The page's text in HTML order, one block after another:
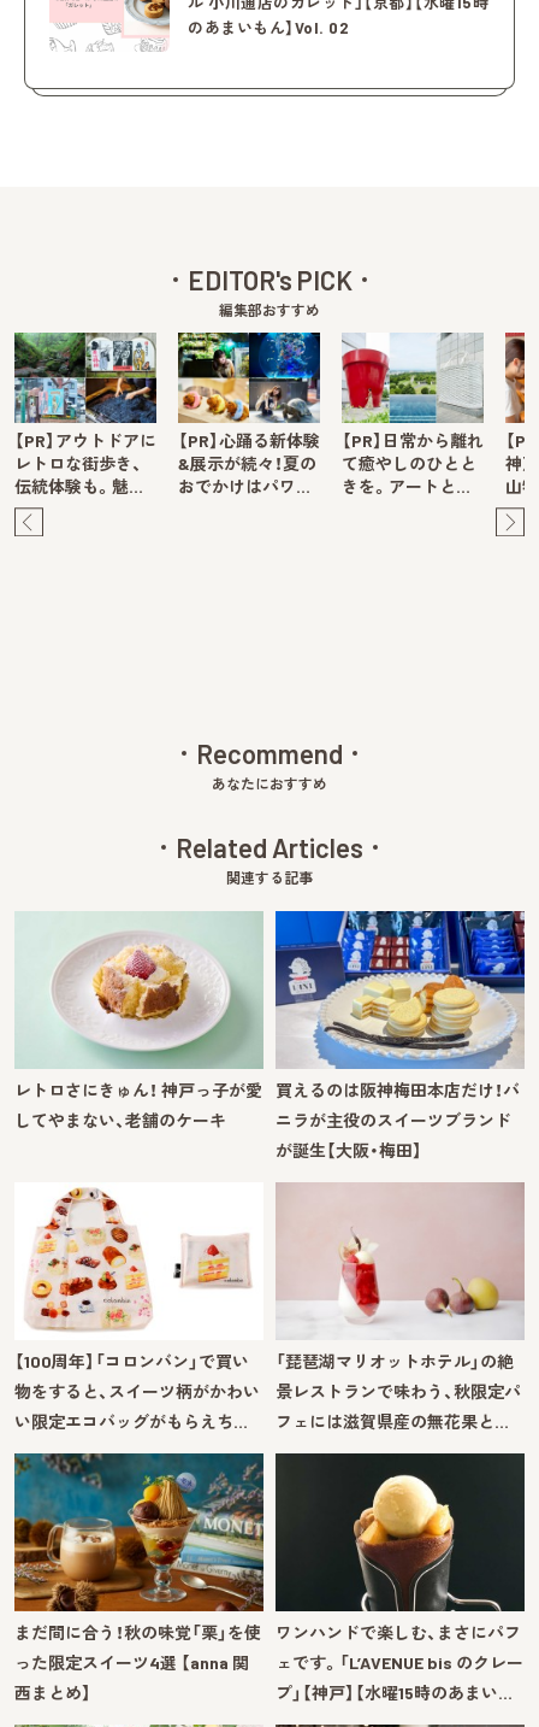
のあまいもん】Vol. 02
EDITOR's PICK
編集部おすすめ
【PR】アウトドアに
レトロな街歩き、
伝統体験も。魅…
【PR】心踊る新体験
&展示が続々！夏の
おでかけはパワ…
【PR】日常から離れ
て癒やしのひとと
きを。アートと…
【
神
山
Recommend
あなたにおすすめ
Related Articles
関連する記事
レトロさにきゅん！ 神戸っ子が愛
してやまない、老舗のケーキ
買えるのは阪神梅田本店だけ！バ
ニラが主役のスイーツブランド
が誕生【大阪・梅田】
【100周年】「コロンバン」で買い
物をすると、スイーツ柄がかわい
い限定エコバッグがもらえち…
「琵琶湖マリオットホテル」の絶
景レストランで味わう、秋限定パ
フェには滋賀県産の無花果と…
まだ間に合う！秋の味覚「栗」を使
った限定スイーツ4選 【anna 関
西まとめ】
ワンハンドで楽しむ、まさにパフ
ェです。「L’AVENUE bis のクレー
プ」【神戸】【水曜15時のあまい…